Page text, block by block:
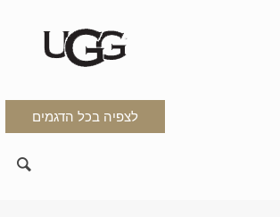
לצפיה בכל הדגמים